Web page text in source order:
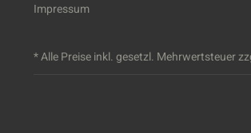
Impressum
* Alle Preise inkl. gesetzl. Mehrwertsteuer